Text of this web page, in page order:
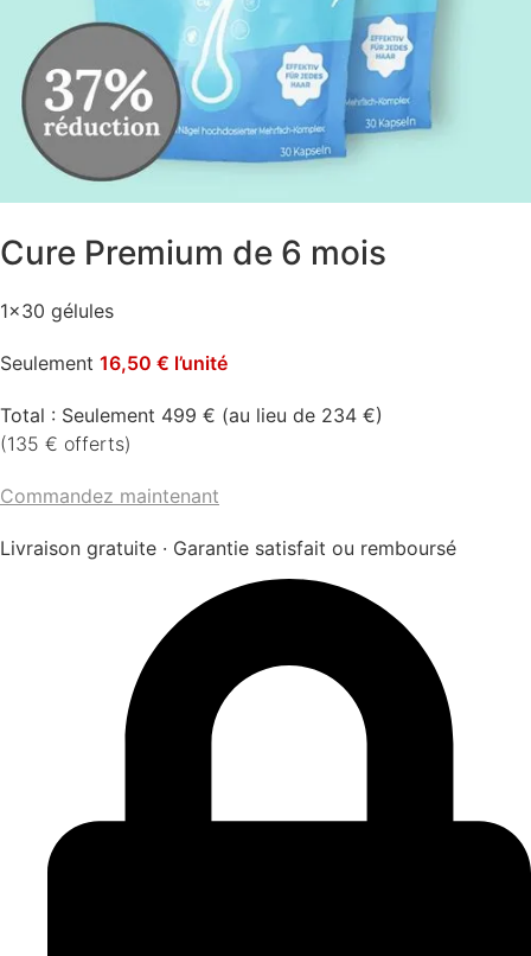
Cure Premium de 6 mois
1×30 gélules
Seulement 16,50 € l’unité
Total : Seulement 499 € (au lieu de 234 €)
(135 € offerts)
Commandez maintenant
Livraison gratuite · Garantie satisfait ou remboursé